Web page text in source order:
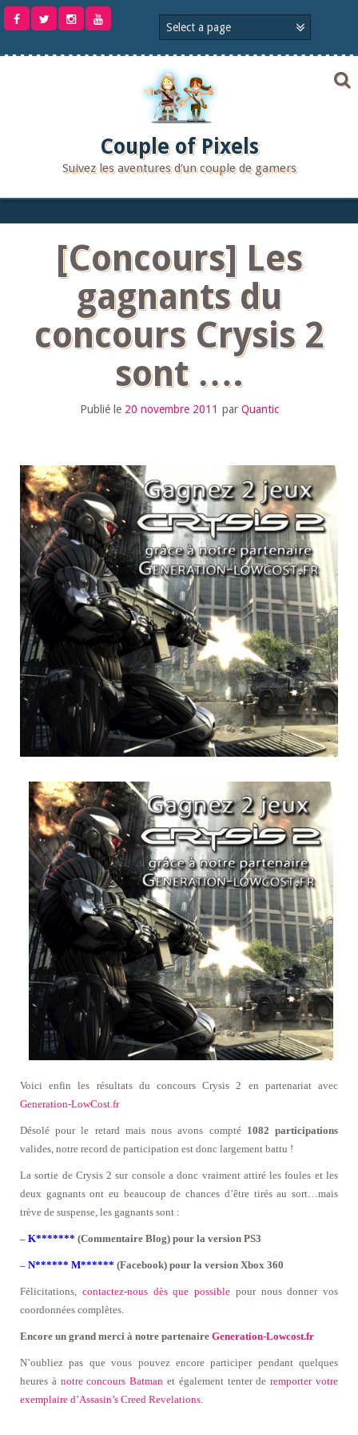
Aller
Couple of Pixels
Suivez les aventures d'un couple de gamers
[Concours] Les
gagnants du
concours Crysis 2
sont ….
Publié le 20 novembre 2011 par Quantic
Voici enfin les résultats du concours Crysis 2 en partenariat avec
Generation-LowCost.fr
Désolé pour le retard mais nous avons compté 1082 participations
valides, notre record de participation est donc largement battu !
La sortie de Crysis 2 sur console a donc vraiment attiré les foules et les
deux gagnants ont eu beaucoup de chances d’être tirés au sort…mais
trève de suspense, les gagnants sont :
– K******* (Commentaire Blog) pour la version PS3
– N****** M****** (Facebook) pour la version Xbox 360
Félicitations, contactez-nous dès que possible pour nous donner vos
coordonnées complètes.
Encore un grand merci à notre partenaire Generation-Lowcost.fr
N’oubliez pas que vous pouvez encore participer pendant quelques
heures à notre concours Batman et également tenter deremporter votre
exemplaire d’Assasin’s Creed Revelations